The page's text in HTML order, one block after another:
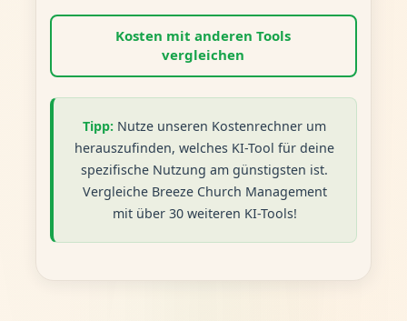
Kosten mit anderen Tools
vergleichen
Tipp: Nutze unseren Kostenrechner um
herauszufinden, welches KI-Tool für deine
spezifische Nutzung am günstigsten ist.
Vergleiche Breeze Church Management
mit über 30 weiteren KI-Tools!